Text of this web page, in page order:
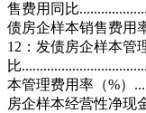
售费用同比
债房企样本销售费用
12：发债房企样本管
比
本管理费用率（%）
房企样本经营性净现